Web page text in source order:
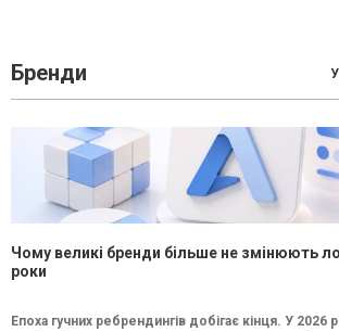
Бренди
Чому великі бренди більше не змінюють
роки
Епоха гучних ребрендингів добігає кінця. У 2026